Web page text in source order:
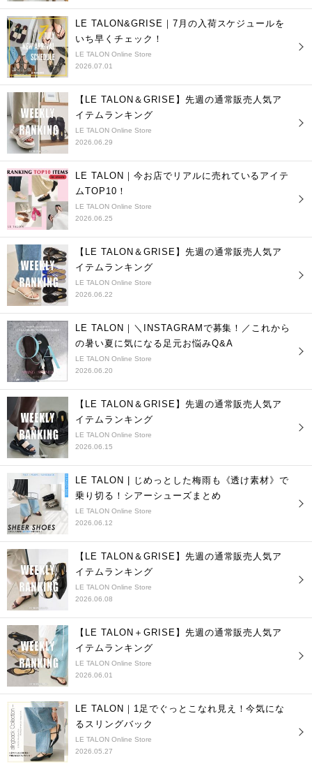
LE TALON&GRISE｜7月の入荷スケジュールを
いち早くチェック！
LE TALON Online Store
2026.07.01
【LE TALON＆GRISE】先週の通常販売人気ア
イテムランキング
LE TALON Online Store
2026.06.29
LE TALON｜今お店でリアルに売れているアイテ
ムTOP10！
LE TALON Online Store
2026.06.25
【LE TALON＆GRISE】先週の通常販売人気ア
イテムランキング
LE TALON Online Store
2026.06.22
LE TALON｜＼INSTAGRAMで募集！／これから
の暑い夏に気になる足元お悩みQ&A
LE TALON Online Store
2026.06.20
【LE TALON＆GRISE】先週の通常販売人気ア
イテムランキング
LE TALON Online Store
2026.06.15
LE TALON | じめっとした梅雨も《透け素材》で
乗り切る！シアーシューズまとめ
LE TALON Online Store
2026.06.12
【LE TALON＆GRISE】先週の通常販売人気ア
イテムランキング
LE TALON Online Store
2026.06.08
【LE TALON＋GRISE】先週の通常販売人気ア
イテムランキング
LE TALON Online Store
2026.06.01
LE TALON｜1足でぐっとこなれ見え！今気にな
るスリングバック
LE TALON Online Store
2026.05.27